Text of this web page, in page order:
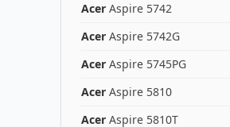
Acer Aspire 5742
Acer Aspire 5742G
Acer Aspire 5745PG
Acer Aspire 5810
Acer Aspire 5810T